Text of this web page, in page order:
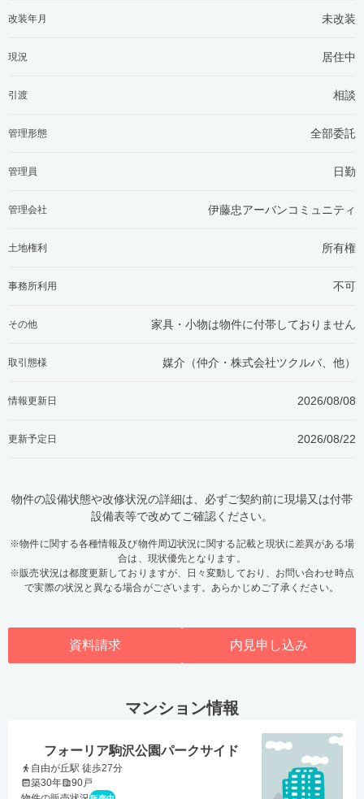
改装年月 未改装
現況 居住中
引渡 相談
管理形態 全部委託
管理員 日勤
管理会社 伊藤忠アーバンコミュニティ
土地権利 所有権
事務所利用 不可
その他 家具・小物は物件に付帯しておりません
取引態様 媒介（仲介・ 株式会社ツクルバ、他）
情報更新日 2026/08/08
更新予定日 2026/08/22
物件の設備状態や改修状況の詳細は、必ずご契約前に現場又は付帯
設備表等で改めてご確認ください。
※物件に関する各種情報及び物件周辺状況に関する記載と現状に差異がある場
合は、現状優先となります。
※販売状況は都度更新しておりますが、日々変動しており、お問い合わせ時点
で実際の状況と異なる場合がございます。あらかじめご了承ください。
資料請求 内見申し込み
マンション情報
フォーリア駒沢公園パークサイド
自由が丘駅 徒歩27分
築30年
90戸